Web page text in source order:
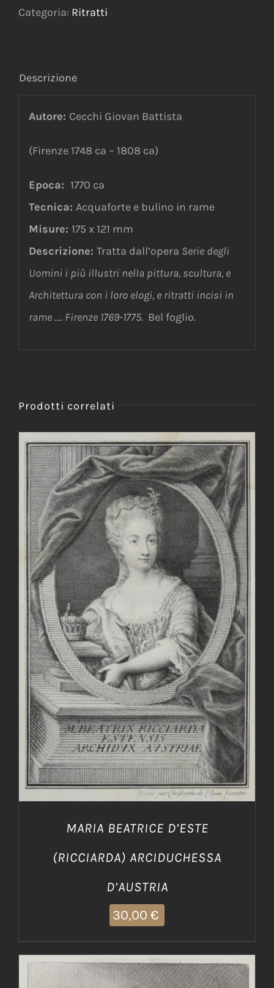
Categoria: Ritratti
Descrizione
Autore: Cecchi Giovan Battista
(Firenze 1748 ca – 1808 ca)
Epoca: 1770 ca
Tecnica: Acquaforte e bulino in rame
Misure: 175 x 121 mm
Descrizione: Tratta dall’opera Serie degli
Uomini i più illustri nella pittura, scultura, e
Architettura con i loro elogi, e ritratti incisi in
rame …. Firenze 1769-1775. Bel foglio.
Prodotti correlati
AGGIUNGI AL CARRELLO / DETTAGLI
MARIA BEATRICE D’ESTE
(RICCIARDA) ARCIDUCHESSA
D’AUSTRIA
30,00 €